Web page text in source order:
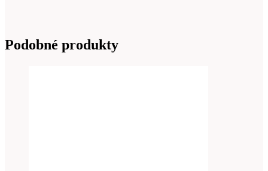
Podobné produkty